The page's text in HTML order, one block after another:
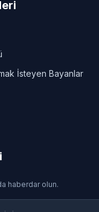
İsteyen Bayanlar
haberdar olun.